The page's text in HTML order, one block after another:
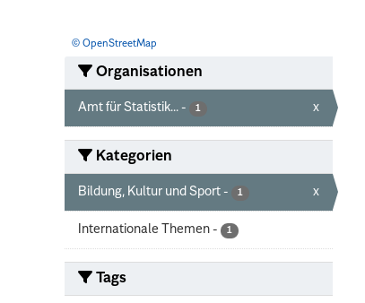
© OpenStreetMap
Organisationen
Amt für Statistik... - 1 x
Kategorien
Bildung, Kultur und Sport - 1 x
Internationale Themen - 1
Tags